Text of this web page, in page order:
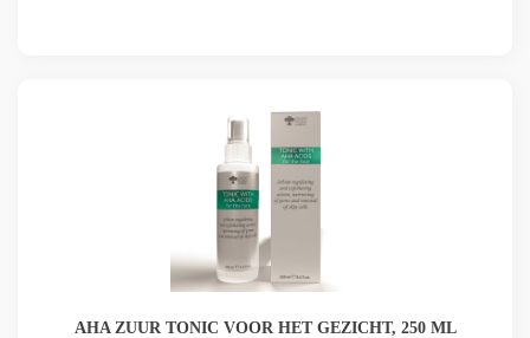
AHA ZUUR TONIC VOOR HET GEZICHT, 250 ML